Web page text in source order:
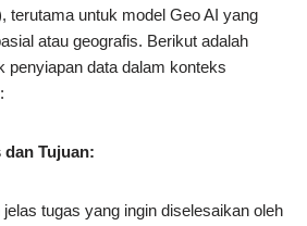
terutama untuk model Geo AI yang
atau geografis. Berikut adalah
penyiapan data dalam konteks
dan Tujuan:
tugas yang ingin diselesaikan oleh